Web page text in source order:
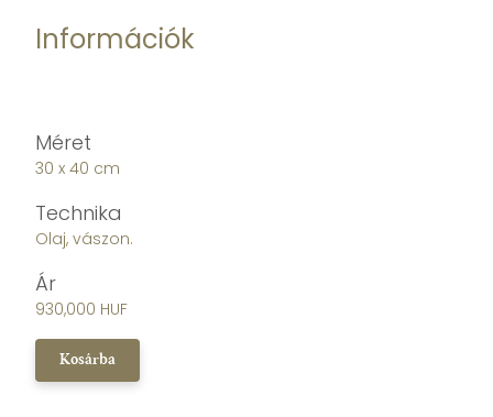
Információk
Méret
30 x 40 cm
Technika
Olaj, vászon.
Ár
930,000 HUF
Kosárba